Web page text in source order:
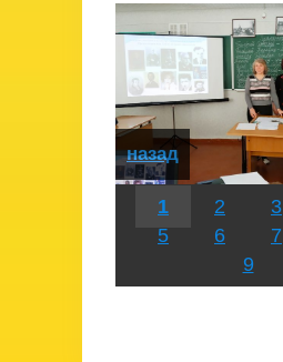
назад
1 2 3
5
6 7
9